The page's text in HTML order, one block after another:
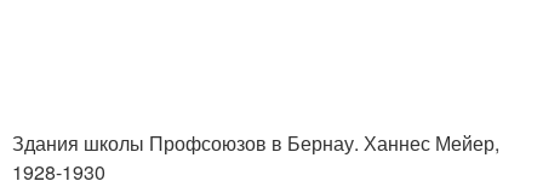
Здания школы Профсоюзов в Бернау. Ханнес Мейер,
1928-1930